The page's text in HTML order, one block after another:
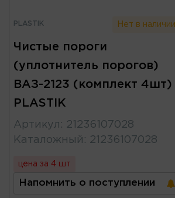
PLASTIK Нет в наличии
Чистые пороги
(уплотнитель порогов)
ВАЗ-2123 (комплект 4шт)
PLASTIK
Артикул : 21236107028
Каталожный : 21236107028
цена за 4 шт
Напомнить о поступлении